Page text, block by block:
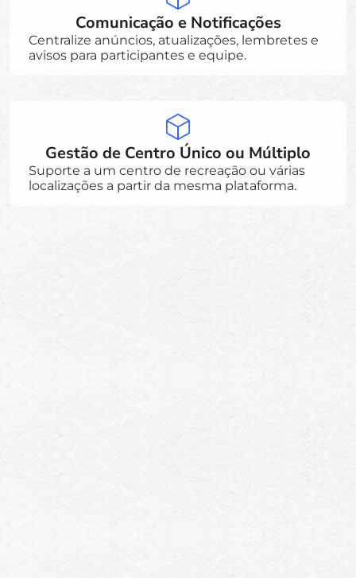
Comunicação e Notificações
Centralize anúncios, atualizações, lembretes e
avisos para participantes e equipe.
Gestão de Centro Único ou Múltiplo
Suporte a um centro de recreação ou várias
localizações a partir da mesma plataforma.